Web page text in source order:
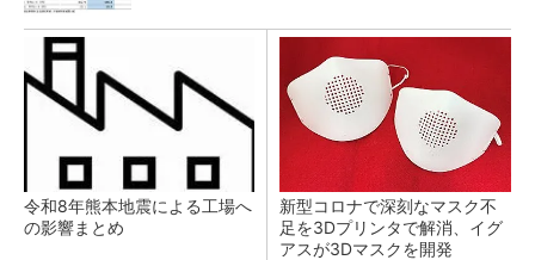
令和8年熊本地震による工場へ
の影響まとめ
新型コロナで深刻なマスク不
足を3Dプリンタで解消、イグ
アスが3Dマスクを開発